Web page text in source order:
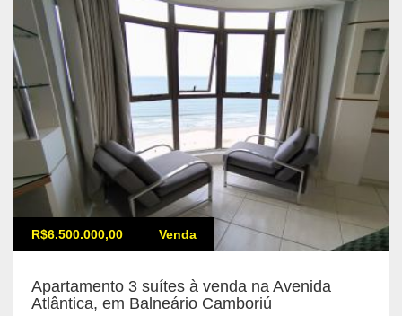
R$6.500.000,00 Venda
Apartamento 3 suítes à venda na Avenida
Atlântica, em Balneário Camboriú